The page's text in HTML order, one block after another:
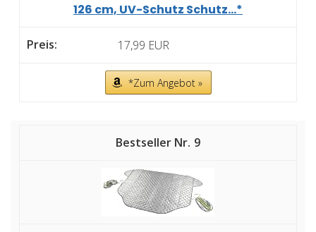
126 cm, UV-Schutz Schutz...*
17,99 EUR
*Zum Angebot »
9